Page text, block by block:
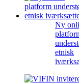
Ny
etnisk